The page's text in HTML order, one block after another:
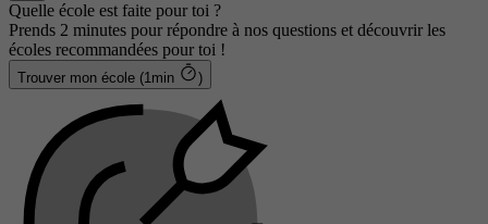
Quelle école est faite pour toi ?
Prends 2 minutes pour répondre à nos questions et découvrir les
écoles recommandées pour toi !
Trouver mon école (1min )